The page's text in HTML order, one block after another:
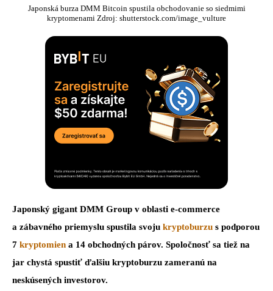
Japonská burza DMM Bitcoin spustila obchodovanie so siedmimi
kryptomenami Zdroj: shutterstock.com/image_vulture
Japonský gigant DMM Group v oblasti e-commerce
a zábavného priemyslu spustila svoju kryptoburzu s podporou
7 kryptomien a 14 obchodných párov. Spoločnosť sa tiež na
jar chystá spustiť ďalšiu kryptoburzu zameranú na
neskúsených investorov.